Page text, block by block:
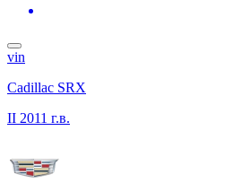
vin
Cadillac SRX
II 2011 г.в.